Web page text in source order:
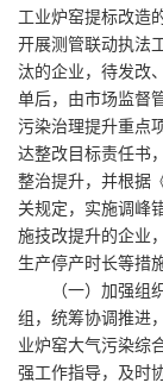
工业炉窑提标改造
开展测管联动执法
汰的企业，待发改
单后，由市场监督
污染治理提升重点
达整改目标责任书
整治提升，并根据
关规定，实施调峰
施技改提升的企业
生产停产时长等措
（一）加强组织
组，统筹协调推进
业炉窑大气污染综
强工作指导，及时